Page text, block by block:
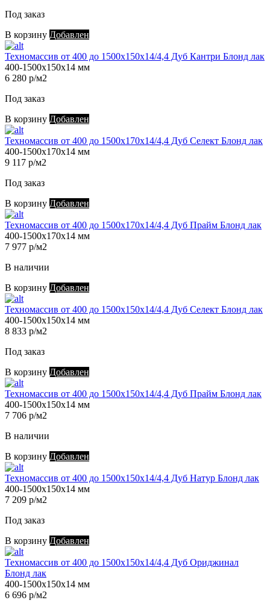
Под заказ
В корзину Добавлен
Техномассив от 400 до 1500х150х14/4,4 Дуб Кантри Блонд лак
400-1500х150х14 мм
6 280 р/м2
Под заказ
В корзину Добавлен
Техномассив от 400 до 1500х170х14/4,4 Дуб Селект Блонд лак
400-1500х170х14 мм
9 117 р/м2
Под заказ
В корзину Добавлен
Техномассив от 400 до 1500х170х14/4,4 Дуб Прайм Блонд лак
400-1500х170х14 мм
7 977 р/м2
В наличии
В корзину Добавлен
Техномассив от 400 до 1500х150х14/4,4 Дуб Селект Блонд лак
400-1500х150х14 мм
8 833 р/м2
Под заказ
В корзину Добавлен
Техномассив от 400 до 1500х150х14/4,4 Дуб Прайм Блонд лак
400-1500х150х14 мм
7 706 р/м2
В наличии
В корзину Добавлен
Техномассив от 400 до 1500х150х14/4,4 Дуб Натур Блонд лак
400-1500х150х14 мм
7 209 р/м2
Под заказ
В корзину Добавлен
Техномассив от 400 до 1500х150х14/4,4 Дуб Ориджинал
Блонд лак
400-1500х150х14 мм
6 696 р/м2